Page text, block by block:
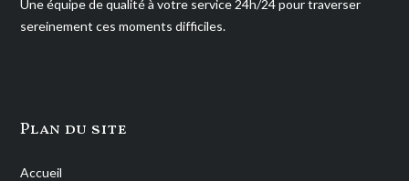
Une équipe de qualité à votre service 24h/24 pour traverser
sereinement ces moments difficiles.
Plan du site
Accueil